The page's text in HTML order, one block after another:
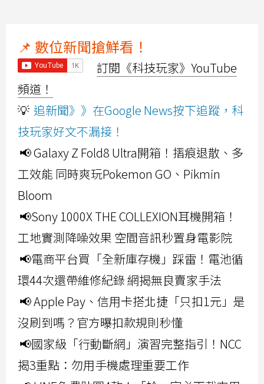
📌 數位新聞搶鮮看！
訂閱《科技玩家》YouTube
頻道！
💡 追新聞》》在Google News按下追蹤，科
技玩家好文不漏接！
📢 Galaxy Z Fold8 Ultra開箱！摺痕退散、多
工效能 同時爽玩Pokemon GO、Pikmin
Bloom
📢Sony 1000X THE COLLEXION耳機開箱！
工地實測降噪效果 空間音訊秒置身電影院
📢電商平台買「全新庫存機」踩雷！電池循
環44次還帶維修紀錄 網揭無良賣家手法
📢 Apple Pay、信用卡搭北捷「只扣1元」是
沒刷到嗎？官方曝扣款規則秒懂
📢國家級「行動斷網」演習完整指引！NCC
揭3重點：勿用手機處理重要工作